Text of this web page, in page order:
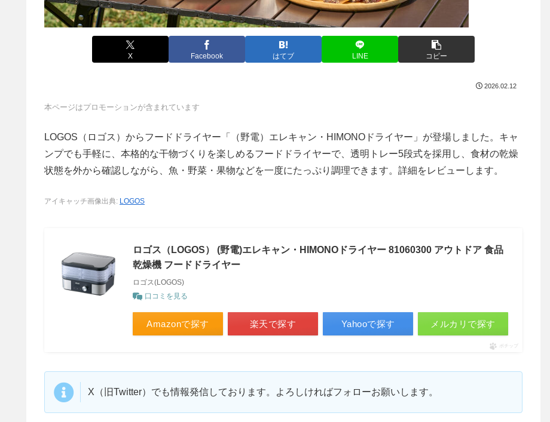
X Facebook はてブ LINE コピー
2026.02.12
本ページはプロモーションが含まれています
LOGOS（ロゴス）からフードドライヤー「（野電）エレキャン・HIMONOドライヤー」が登場しました。キャ
ンプでも手軽に、本格的な干物づくりを楽しめるフードドライヤーで、透明トレー5段式を採用し、食材の乾燥
状態を外から確認しながら、魚・野菜・果物などを一度にたっぷり調理できます。詳細をレビューします。
アイキャッチ画像出典: LOGOS
ロゴス（LOGOS） (野電)エレキャン・HIMONOドライヤー 81060300 アウトドア 食品
乾燥機 フードドライヤー
ロゴス(LOGOS)
口コミを見る
Amazonで探す 楽天で探す Yahooで探す メルカリで探す
ポチップ
X（旧Twitter）でも情報発信しております。よろしければフォローお願いします。